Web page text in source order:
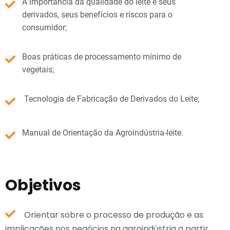
derivados, seus benefícios e riscos para o
consumidor;
Boas práticas de processamento mínimo de
vegetais;
Tecnologia de Fabricação de Derivados do Leite;
Manual de Orientação da Agroindústria-leite.
Objetivos
Orientar sobre o processo de produção e as